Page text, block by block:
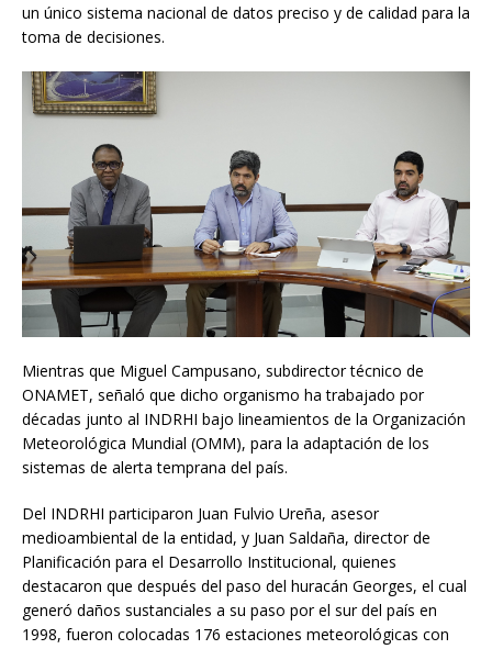
un único sistema nacional de datos preciso y de calidad para la
toma de decisiones.
Mientras que Miguel Campusano, subdirector técnico de
ONAMET, señaló que dicho organismo ha trabajado por
décadas junto al INDRHI bajo lineamientos de la Organización
Meteorológica Mundial (OMM), para la adaptación de los
sistemas de alerta temprana del país.
Del INDRHI participaron Juan Fulvio Ureña, asesor
medioambiental de la entidad, y Juan Saldaña, director de
Planificación para el Desarrollo Institucional, quienes
destacaron que después del paso del huracán Georges, el cual
generó daños sustanciales a su paso por el sur del país en
1998, fueron colocadas 176 estaciones meteorológicas con